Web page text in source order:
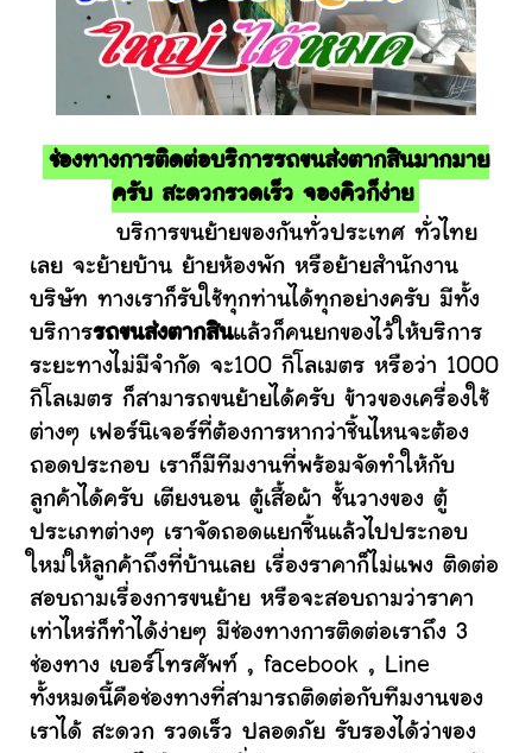
ช่องทางการติดต่อบริการรถขนส่งตากสินมากมาย
ครับ สะดวกรวดเร็ว จองคิวก็ง่าย
บริการขนย้ายของกันทั่วประเทศ ทั่วไทย
เลย จะย้ายบ้าน ย้ายห้องพัก หรือย้ายสำนักงาน
บริษัท ทางเราก็รับใช้ทุกท่านได้ทุกอย่างครับ มีทั้ง
บริการรถขนส่งตากสินแล้วก็คนยกของไว้ให้บริการ
ระยะทางไม่มีจำกัด จะ100 กิโลเมตร หรือว่า 1000
กิโลเมตร ก็สามารถขนย้ายได้ครับ ข้าวของเครื่องใช้
ต่างๆ เฟอร์นิเจอร์ที่ต้องการหากว่าชิ้นไหนจะต้อง
ถอดประกอบ เราก็มีทีมงานที่พร้อมจัดทำให้กับ
ลูกค้าได้ครับ เตียงนอน ตู้เสื้อผ้า ชั้นวางของ ตู้
ประเภทต่างๆ เราจัดถอดแยกชิ้นแล้วไปประกอบ
ใหม่ให้ลูกค้าถึงที่บ้านเลย เรื่องราคาก็ไม่แพง ติดต่อ
สอบถามเรื่องการขนย้าย หรือจะสอบถามว่าราคา
เท่าไหร่ก็ทำได้ง่ายๆ มีช่องทางการติดต่อเราถึง 3
ช่องทาง เบอร์โทรศัพท์ , facebook , Line
ทั้งหมดนี้คือช่องทางที่สามารถติดต่อกับทีมงานของ
เราได้ สะดวก รวดเร็ว ปลอดภัย รับรองได้ว่าของ